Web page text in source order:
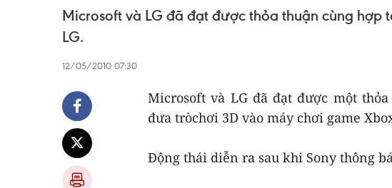
Microsoft và LG đã đạt được thỏa thuận cùng
LG.
12/05/2010 07:30
Microsoft và LG đã đạt được một
đưa tròchơi 3D vào máy chơi game
Động thái diễn ra sau khi Sony thông